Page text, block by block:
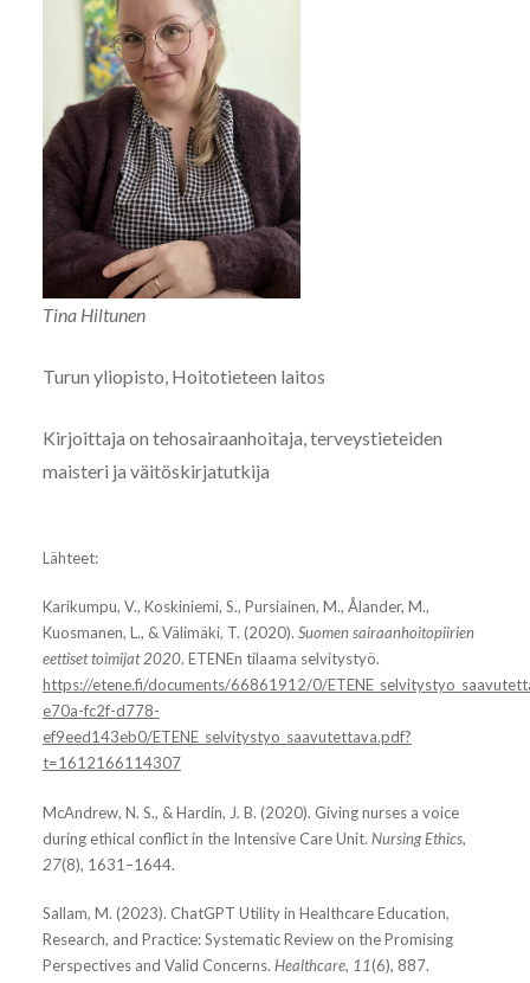
Tina Hiltunen
Turun yliopisto, Hoitotieteen laitos
Kirjoittaja on tehosairaanhoitaja, terveystieteiden
maisteri ja väitöskirjatutkija
Lähteet:
Karikumpu, V., Koskiniemi, S., Pursiainen, M., Ålander, M.,
Kuosmanen, L., & Välimäki, T. (2020). Suomen sairaanhoitopiirien
eettiset toimijat 2020. ETENEn tilaama selvitystyö.
https://etene.fi/documents/66861912/0/
e70a-fc2f-d778-
ef9eed143eb0/ETENE_selvitystyo_saavutettava.pdf?
t=1612166114307
McAndrew, N. S., & Hardin, J. B. (2020). Giving nurses a voice
during ethical conflict in the Intensive Care Unit. Nursing Ethics,
27(8), 1631–1644.
Sallam, M. (2023). ChatGPT Utility in Healthcare Education,
Research, and Practice: Systematic Review on the Promising
Perspectives and Valid Concerns. Healthcare, 11(6), 887.